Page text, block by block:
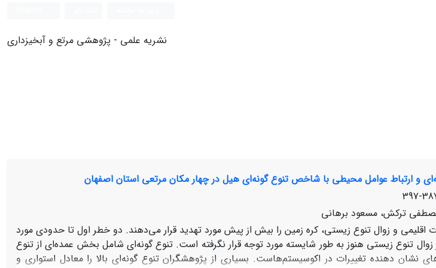
نشریه علمی - پژوهشی مرتع و آبخیزداری
و ارتباط عوامل محیطی با شاخص تنوع گونه‌‌ای هیل در چهار مکان مرتعی استان اصفهان
387-
مصطفی ترکش، مسعود برهانی
و زوال تنوع زیستی، کره زمین را بیش از پیش مورد تهدید قرار می‌‌دهند. دو خطر اول تا حدودی مورد
تنوع زیستی هنوز به طور شایسته مورد توجه قرار نگرفته است. تنوع گونه‌ای شامل بخش عمده‌‌ای از تنوع
دهنده تغییرات در اکوسیستم‌هاست. بسیاری از پژوهشگران تنوع گونه‌‌ای بالا را معادل استواری و